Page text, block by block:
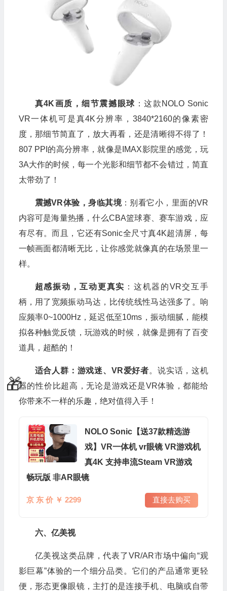
真4K画质，细节震撼眼球 ：这款NOLO Sonic
VR一体机可是真4K分辨率，3840*2160的像素密
度，那细节简直了，放大再看，还是清晰得不得了！
807 PPI的高分辨率，就像是IMAX影院里的感觉，玩
3A大作的时候，每一个光影和细节都不会错过，简直
太带劲了！
震撼VR体验，身临其境：别看它小，里面的VR
内容可是海量热播，什么CBA篮球赛、赛车游戏，应
有尽有。而且，它还有Sonic全尺寸真4K超清屏，每
一帧画面都清晰无比，让你感觉就像真的在场景里一
样。
超感振动，互动更真实 ：这机器的VR交互手
柄，用了宽频振动马达，比传统线性马达强多了。响
应频率0~1000Hz，延迟低至10ms，振动细腻，能模
拟各种触觉反馈，玩游戏的时候，就像是拥有了百变
道具，超酷的！
适合人群：游戏迷、VR爱好者。说实话，这机
器的性价比超高，无论是游戏还是VR体验，都能给
你带来不一样的乐趣，绝对值得入手！
NOLO Sonic【送37款精选游
戏】VR一体机 vr眼镜 VR游戏机
真4K 支持串流Steam VR游戏
畅玩版 非AR眼镜
京 东 价 ￥ 2299 直接去购买
六、亿美视
亿美视这类品牌，代表了VR/AR市场中偏向“观
影巨幕”体验的一个细分品类。它们的产品通常更轻
便，形态更像眼镜，主打的是连接手机、电脑或自带